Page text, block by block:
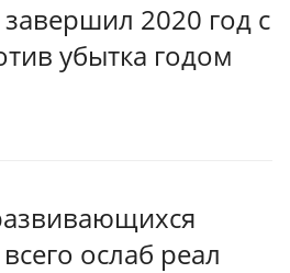
2020 год с
убытка годом
ослаб реал